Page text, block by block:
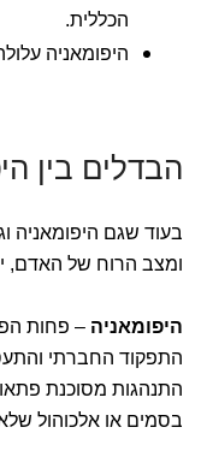
הכללית.
היפומאניה
הבדלים בין
בעוד שגם היפומאניה
ומצב הרוח של האדם,
היפומאניה – פחות
התנהגות מסוכנת
בסמים או אלכוהול